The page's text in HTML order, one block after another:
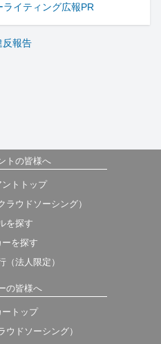
ライティング広報PR
反報告
トの皆様へ
ントトップ
ラウドソーシング）
を探す
ーを探す
（法人限定）
の皆様へ
ートップ
ウドソーシング）